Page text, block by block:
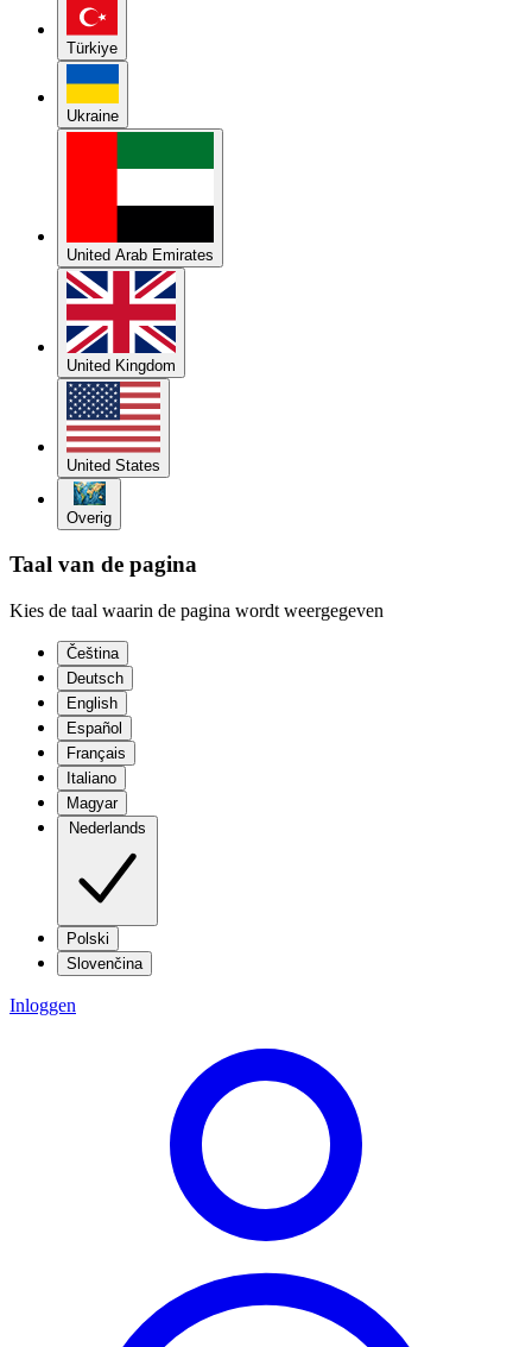
Türkiye
Ukraine
United Arab Emirates
United Kingdom
United States
Overig
Taal van de pagina
Kies de taal waarin de pagina wordt weergegeven
Čeština
Deutsch
English
Español
Français
Italiano
Magyar
Nederlands
Polski
Slovenčina
Inloggen